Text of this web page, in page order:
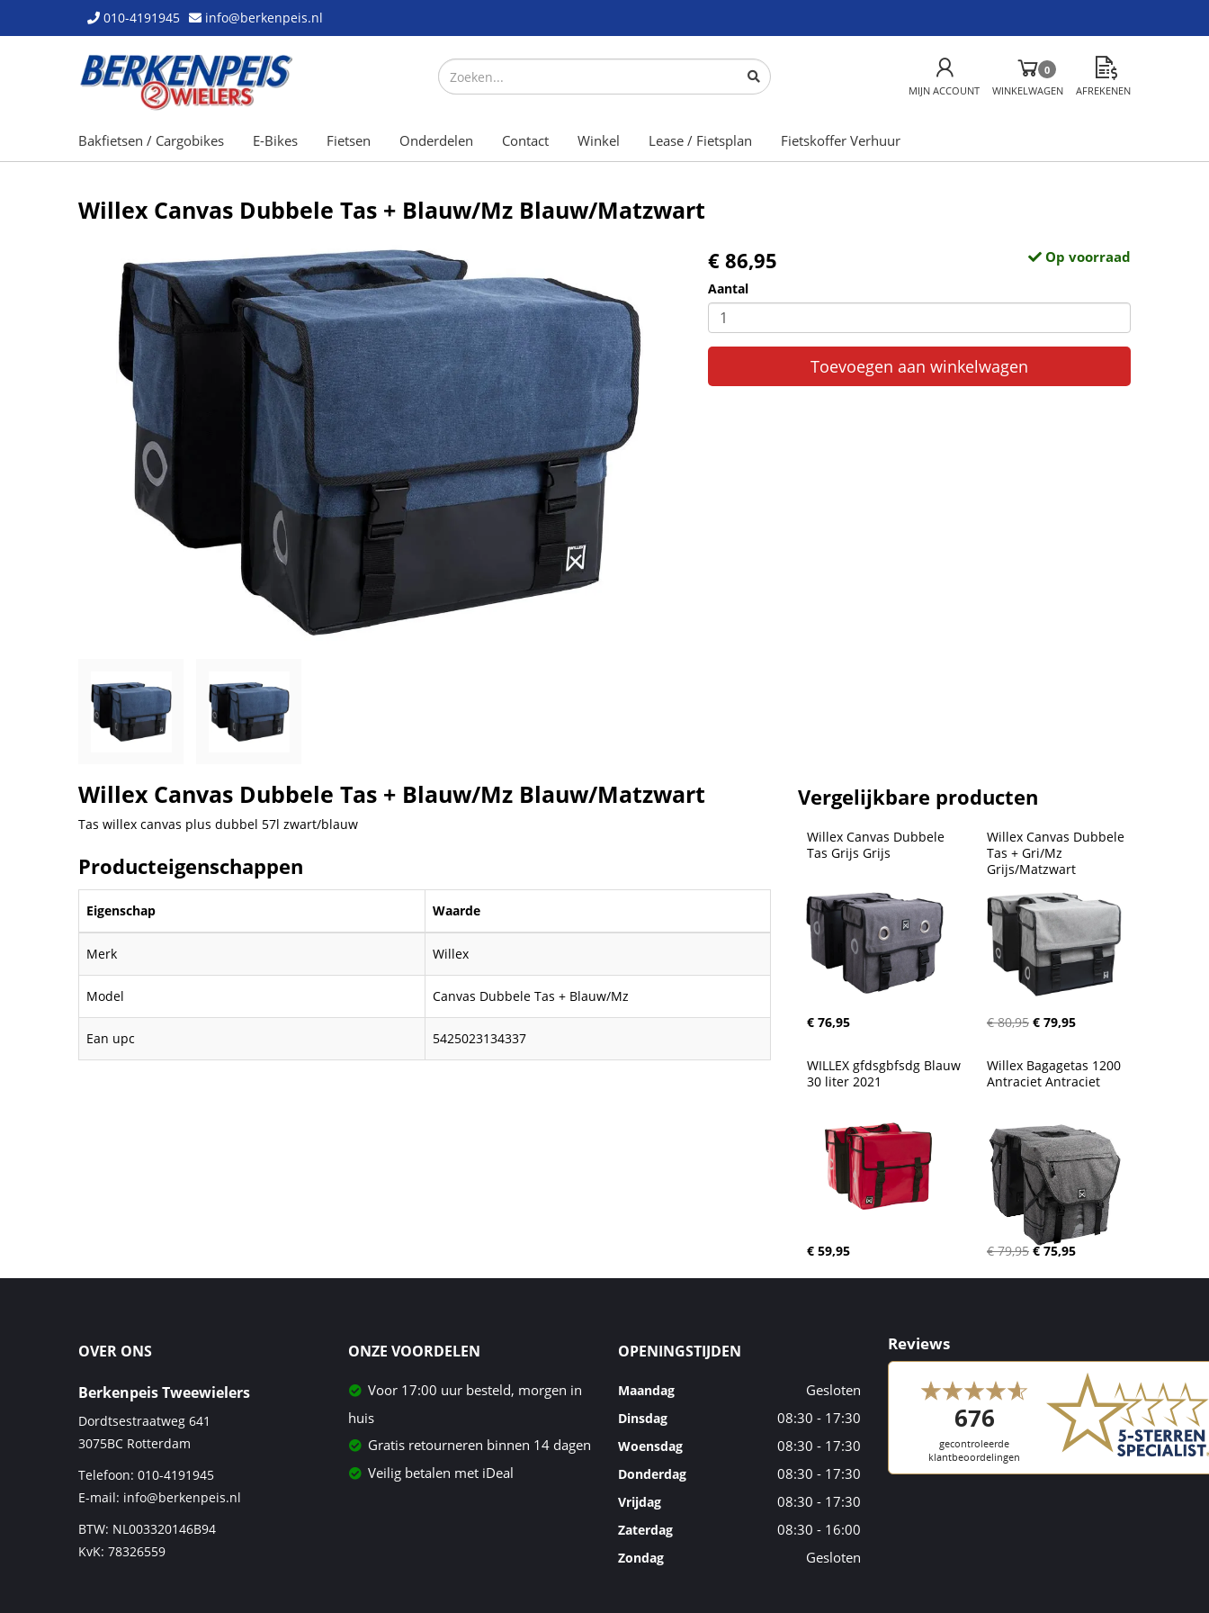
010-4191945 info@berkenpeis.nl
MIJN ACCOUNT
0
WINKELWAGEN
AFREKENEN
Bakfietsen / Cargobikes E-Bikes Fietsen Onderdelen Contact Winkel Lease / Fietsplan Fietskoffer Verhuur
Willex Canvas Dubbele Tas + Blauw/Mz Blauw/Matzwart
€ 86,95 Op voorraad
Aantal
Toevoegen aan winkelwagen
Willex Canvas Dubbele Tas + Blauw/Mz Blauw/Matzwart
Tas willex canvas plus dubbel 57l zwart/blauw
Producteigenschappen
Eigenschap Waarde
Merk Willex
Model Canvas Dubbele Tas + Blauw/Mz
Ean upc 5425023134337
Vergelijkbare producten
Willex Canvas Dubbele
Tas Grijs Grijs
€ 76,95
Willex Canvas Dubbele
Tas + Gri/Mz
Grijs/Matzwart
€ 80,95 € 79,95
WILLEX gfdsgbfsdg Blauw
30 liter 2021
€ 59,95
Willex Bagagetas 1200
Antraciet Antraciet
€ 79,95 € 75,95
OVER ONS
Berkenpeis Tweewielers
Dordtsestraatweg 641
3075BC Rotterdam
Telefoon: 010-4191945
E-mail: info@berkenpeis.nl
BTW: NL003320146B94
KvK: 78326559
ONZE VOORDELEN
Voor 17:00 uur besteld, morgen in
huis
Gratis retourneren binnen 14 dagen
Veilig betalen met iDeal
OPENINGSTIJDEN
Maandag Gesloten
Dinsdag 08:30 - 17:30
Woensdag 08:30 - 17:30
Donderdag 08:30 - 17:30
Vrijdag 08:30 - 17:30
Zaterdag 08:30 - 16:00
Zondag Gesloten
Reviews